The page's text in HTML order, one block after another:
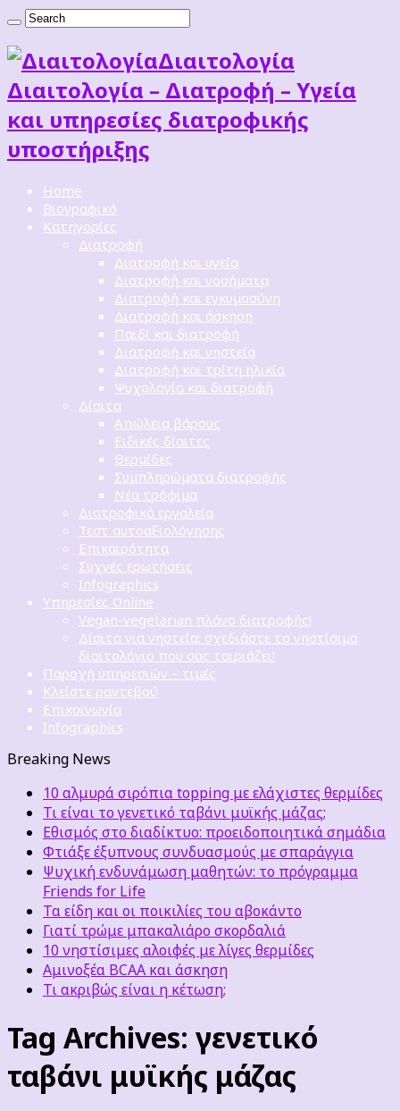
Διαιτoλογία
Διαιτολογία – Διατροφή – Υγεία
και υπηρεσίες διατροφικής
υποστήριξης
Home
Βιογραφικό
Κατηγορίες
Διατροφή
Διατροφή και υγεία
Διατροφή και νοσήματα
Διατροφή και εγκυμοσύνη
Διατροφή και άσκηση
Παιδί και διατροφή
Διατροφή και νηστεία
Διατροφή και τρίτη ηλικία
Ψυχολογία και διατροφή
Δίαιτα
Απώλεια βάρους
Ειδικές δίαιτες
Θερμίδες
Συμπληρώματα διατροφής
Νέα τρόφιμα
Διατροφικά εργαλεία
Τεστ αυτοαξιολόγησης
Επικαιρότητα
Συχνές ερωτήσεις
Infographics
Υπηρεσίες Online
Vegan-vegetarian πλάνο διατροφής!
Δίαιτα για νηστεία: σχεδιάστε το νηστίσιμο
διαιτολόγιο που σας ταιριάζει!
Παροχή υπηρεσιών – τιμές
Κλείστε ραντεβού
Επικοινωνία
Infographics
Breaking News
10 αλμυρά σιρόπια topping με ελάχιστες θερμίδες
Τι είναι το γενετικό ταβάνι μυϊκής μάζας;
Εθισμός στο διαδίκτυο: προειδοποιητικά σημάδια
Φτιάξε έξυπνους συνδυασμούς με σπαράγγια
Ψυχική ενδυνάμωση μαθητών: το πρόγραμμα
Friends for Life
Τα είδη και οι ποικιλίες του αβοκάντο
Γιατί τρώμε μπακαλιάρο σκορδαλιά
10 νηστίσιμες αλοιφές με λίγες θερμίδες
Αμινοξέα BCAA και άσκηση
Τι ακριβώς είναι η κέτωση;
Tag Archives: γενετικό
ταβάνι μυϊκής μάζας